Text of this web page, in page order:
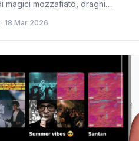
magici mozzafiato, draghi
West.
· 18 Mar 2026